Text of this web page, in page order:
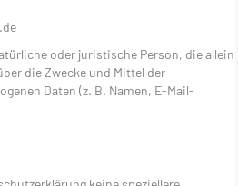
oder juristische Person, die allein
die Zwecke und Mittel der
Daten (z. B. Namen, E-Mail-